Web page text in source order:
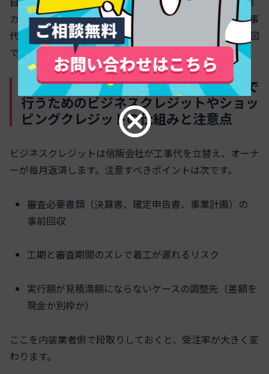
カ月で運転資金が尽きたケースは珍しくありません。工事
代は払えたが、スタッフ給与と家賃で財布が空になる構図
です。
店舗の内装工事で分割払いを業者向けで
行うためのビジネスクレジットやショッ
ピングクレジットの仕組みと注意点
ビジネスクレジットは信販会社が工事代を立替え、オーナ
ーが毎月返済します。注意すべきポイントは次です。
審査必要書類（決算書、確定申告書、事業計画）の
事前回収
工期と審査期間のズレで着工が遅れるリスク
実行額が見積満額にならないケースの調整先（差額を
現金か別枠か）
ここを内装業者側で段取りしておくと、受注率が大きく変
わります。